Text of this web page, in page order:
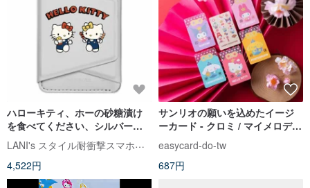
ハローキティ、ホーの砂糖漬け
を食べてください、シルバーホ
ルダー、磁気カードホルダー、
携帯電話ホルダー
LANI's スタイル耐衝撃スマホケース
4,522円
サンリオの願いを込めたイージ
ーカード - クロミ / マイメロディ
/ ポムポムプリン / シナモロール
/ ハローキティ
easycard-do-tw
687円